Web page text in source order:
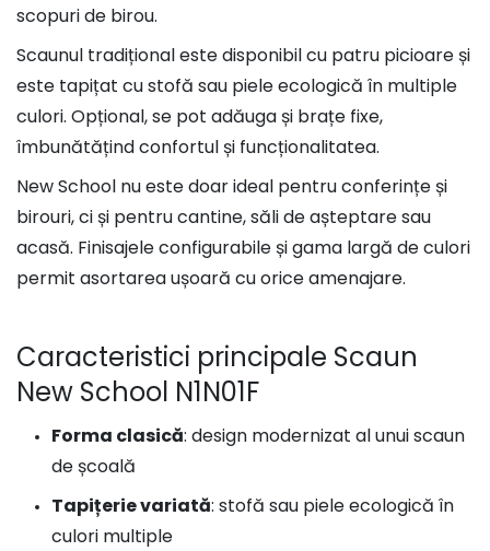
scopuri de birou.
Scaunul tradițional este disponibil cu patru picioare și
este tapițat cu stofă sau piele ecologică în multiple
culori. Opțional, se pot adăuga și brațe fixe,
îmbunătățind confortul și funcționalitatea.
New School nu este doar ideal pentru conferințe și
birouri, ci și pentru cantine, săli de așteptare sau
acasă. Finisajele configurabile și gama largă de culori
permit asortarea ușoară cu orice amenajare.
Caracteristici principale Scaun
New School N1N01F
Forma clasică: design modernizat al unui scaun
de școală
Tapițerie variată: stofă sau piele ecologică în
culori multiple